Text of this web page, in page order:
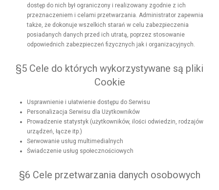
dostęp do nich był ograniczony i realizowany zgodnie z ich
przeznaczeniem i celami przetwarzania. Administrator zapewnia
także, że dokonuje wszelkich starań w celu zabezpieczenia
posiadanych danych przed ich utratą, poprzez stosowanie
odpowiednich zabezpieczeń fizycznych jak i organizacyjnych.
§5 Cele do których wykorzystywane są pliki
Cookie
Usprawnienie i ułatwienie dostępu do Serwisu
Personalizacja Serwisu dla Użytkowników
Prowadzenie statystyk (użytkowników, ilości odwiedzin, rodzajów
urządzeń, łącze itp.)
Serwowanie usług multimedialnych
Świadczenie usług społecznościowych
§6 Cele przetwarzania danych osobowych